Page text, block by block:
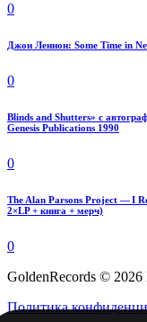
0
Джон Леннон: Some Time in
0
Blinds and Shutters» с
Genesis Publications 1990
0
The Alan Parsons Project — I
2×LP + книга + мерч)
0
GoldenRecords ©
Политика